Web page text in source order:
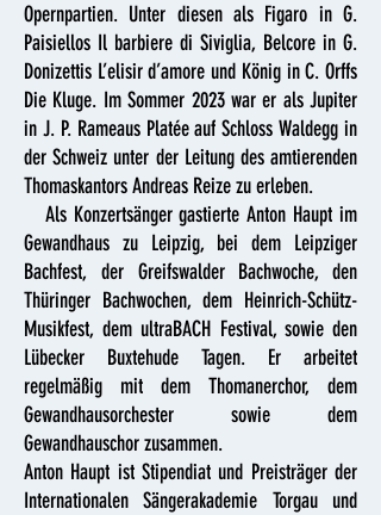
Opernpartien. Unter diesen als Figaro in G.
Paisiellos Il barbiere di Siviglia, Belcore in G.
Donizettis L’elisir d’amore und König in C. Orffs
Die Kluge. Im Sommer 2023 war er als Jupiter
in J. P. Rameaus Platée auf Schloss Waldegg in
der Schweiz unter der Leitung des amtierenden
Thomaskantors Andreas Reize zu erleben.
Als Konzertsänger gastierte Anton Haupt im
Gewandhaus zu Leipzig, bei dem Leipziger
Bachfest, der Greifswalder Bachwoche, den
Thüringer Bachwochen, dem Heinrich-Schütz-
Musikfest, dem ultraBACH Festival, sowie den
Lübecker Buxtehude Tagen. Er arbeitet
regelmäßig mit dem Thomanerchor, dem
Gewandhausorchester sowie dem
Gewandhauschor zusammen.
Anton Haupt ist Stipendiat und Preisträger der
Internationalen Sängerakademie Torgau und